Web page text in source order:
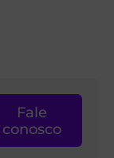
Fale
conosco